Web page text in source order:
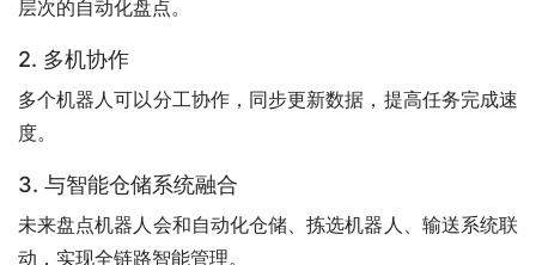
层次的自动化盘点。
2. 多机协作
多个机器人可以分工协作，同步更新数据，提高任务完成速
度。
3. 与智能仓储系统融合
未来盘点机器人会和自动化仓储、拣选机器人、输送系统联
动，实现全链路智能管理。